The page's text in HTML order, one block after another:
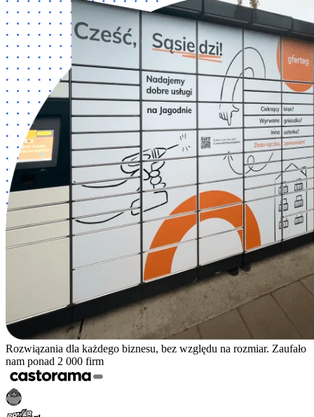
Rozwiązania dla każdego biznesu, bez względu na rozmiar. Zaufało
nam ponad 2 000 firm